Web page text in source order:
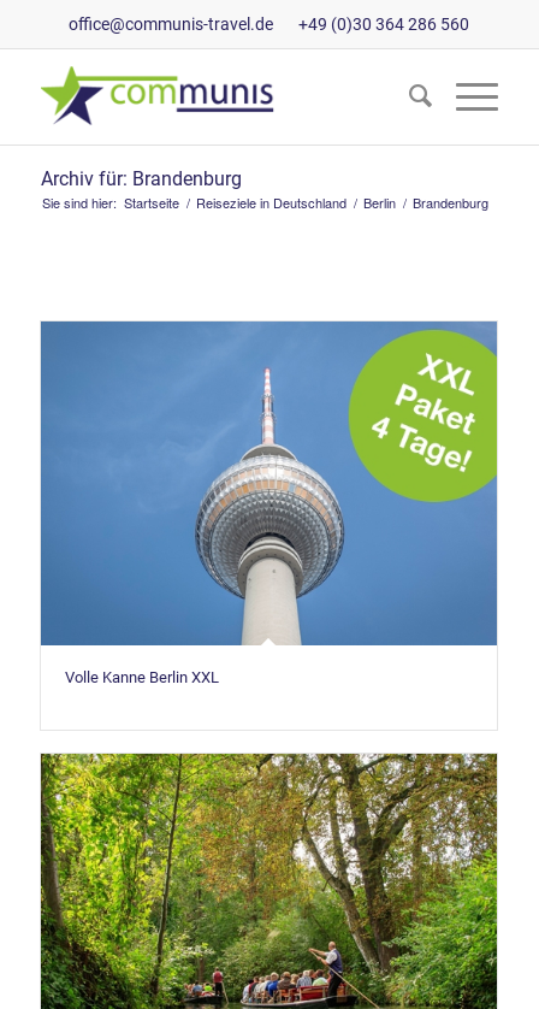
office@communis-travel.de +49 (0)30 364 286 560
Archiv für: Brandenburg
Sie sind hier: Startseite / Reiseziele in Deutschland / Berlin / Brandenburg
Volle Kanne Berlin XXL